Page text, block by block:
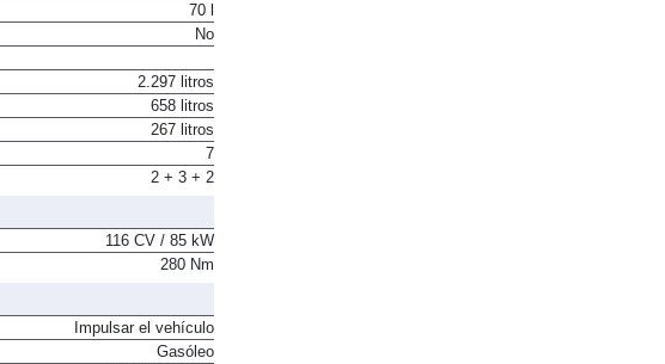
70 l
No
2.297 litros
658 litros
267 litros
7
2 + 3 + 2
116 CV / 85 kW
280 Nm
Impulsar el vehículo
Gasóleo